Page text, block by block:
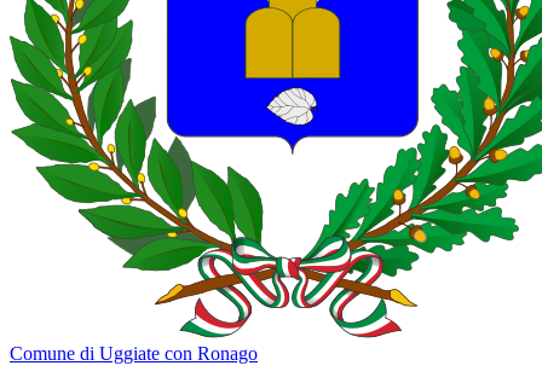
Comune di Uggiate con Ronago